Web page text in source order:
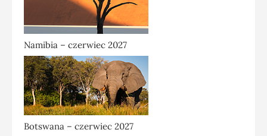
Namibia – czerwiec 2027
Botswana – czerwiec 2027